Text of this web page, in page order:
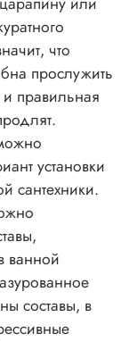
что
прослужить
правильная
установки
сантехники.
ванной
составы, в